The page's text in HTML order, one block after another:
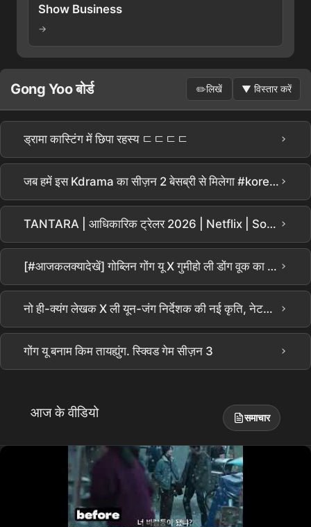
Show Business
→
Gong Yoo बोर्ड ✏️लिखें ▼ विस्तार करें
ड्रामा कास्टिंग में छिपा रहस्य ㄷㄷㄷㄷ ›
जब हमें इस Kdrama का सीज़न 2 बेसब्री से मिलेगा #korean #koreanshows #gongyoo #bts #ytviral #thriller ›
TANTARA | आधिकारिक ट्रेलर 2026 | Netflix | Song Hye-Kyo, Gong Yoo ›
[#आजकलक्यादेखें] गोब्लिन गोंग यू X गुमीहो ली डोंग वूक का असली दोस्तों वाला अंदाज़ 😎 ली डोंग वूक की एक तीर से तीन शिकार वाली कॉफी ट्रक? वाकई लोमड़ी जैसा 🦊 | #YouQuizOnTheBlock #Dtree ›
नो ही-क्यंग लेखक X ली यून-जंग निर्देशक की नई कृति, नेटफ्लिक्स सीरीज़ 'धीरे-धीरे, तीव्रता से' (अस्थायी शीर्षक) का निर्माण सुनिश्चित! | सॉन्ग हेक्यो Song Hyekyo, गोंग यू Gong Yoo, किम सोल्ह्युन Kim Seolhyun, चा सेंगवोन Cha Seungwon, ली हानी Lee Hanee की कास्टिंग ›
गोंग यू बनाम किम तायह्युंग. स्क्विड गेम सीज़न 3 ›
आज के वीडियो समाचार